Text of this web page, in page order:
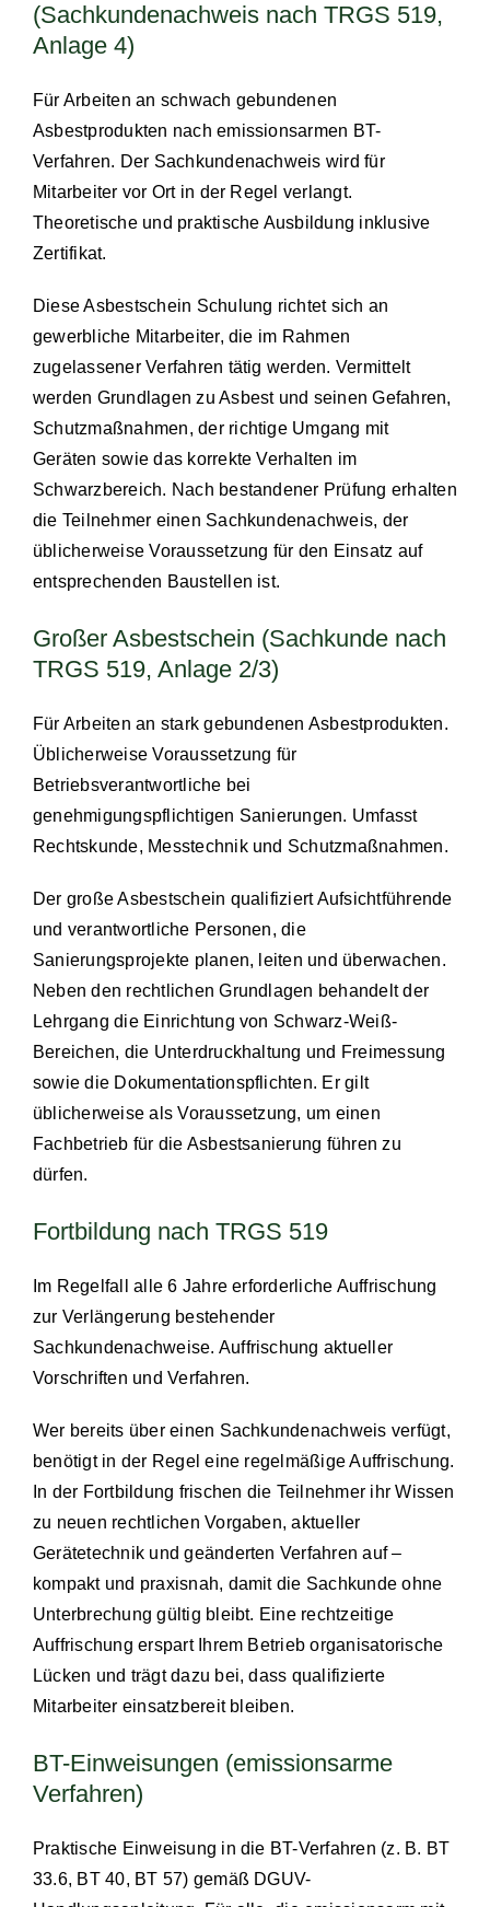
(Sachkundenachweis nach TRGS 519,
Anlage 4)
Für Arbeiten an schwach gebundenen
Asbestprodukten nach emissionsarmen BT-
Verfahren. Der Sachkundenachweis wird für
Mitarbeiter vor Ort in der Regel verlangt.
Theoretische und praktische Ausbildung inklusive
Zertifikat.
Diese Asbestschein Schulung richtet sich an
gewerbliche Mitarbeiter, die im Rahmen
zugelassener Verfahren tätig werden. Vermittelt
werden Grundlagen zu Asbest und seinen Gefahren,
Schutzmaßnahmen, der richtige Umgang mit
Geräten sowie das korrekte Verhalten im
Schwarzbereich. Nach bestandener Prüfung erhalten
die Teilnehmer einen Sachkundenachweis, der
üblicherweise Voraussetzung für den Einsatz auf
entsprechenden Baustellen ist.
Großer Asbestschein (Sachkunde nach
TRGS 519, Anlage 2/3)
Für Arbeiten an stark gebundenen Asbestprodukten.
Üblicherweise Voraussetzung für
Betriebsverantwortliche bei
genehmigungspflichtigen Sanierungen. Umfasst
Rechtskunde, Messtechnik und Schutzmaßnahmen.
Der große Asbestschein qualifiziert Aufsichtführende
und verantwortliche Personen, die
Sanierungsprojekte planen, leiten und überwachen.
Neben den rechtlichen Grundlagen behandelt der
Lehrgang die Einrichtung von Schwarz-Weiß-
Bereichen, die Unterdruckhaltung und Freimessung
sowie die Dokumentationspflichten. Er gilt
üblicherweise als Voraussetzung, um einen
Fachbetrieb für die Asbestsanierung führen zu
dürfen.
Fortbildung nach TRGS 519
Im Regelfall alle 6 Jahre erforderliche Auffrischung
zur Verlängerung bestehender
Sachkundenachweise. Auffrischung aktueller
Vorschriften und Verfahren.
Wer bereits über einen Sachkundenachweis verfügt,
benötigt in der Regel eine regelmäßige Auffrischung.
In der Fortbildung frischen die Teilnehmer ihr Wissen
zu neuen rechtlichen Vorgaben, aktueller
Gerätetechnik und geänderten Verfahren auf –
kompakt und praxisnah, damit die Sachkunde ohne
Unterbrechung gültig bleibt. Eine rechtzeitige
Auffrischung erspart Ihrem Betrieb organisatorische
Lücken und trägt dazu bei, dass qualifizierte
Mitarbeiter einsatzbereit bleiben.
BT-Einweisungen (emissionsarme
Verfahren)
Praktische Einweisung in die BT-Verfahren (z. B. BT
33.6, BT 40, BT 57) gemäß DGUV-